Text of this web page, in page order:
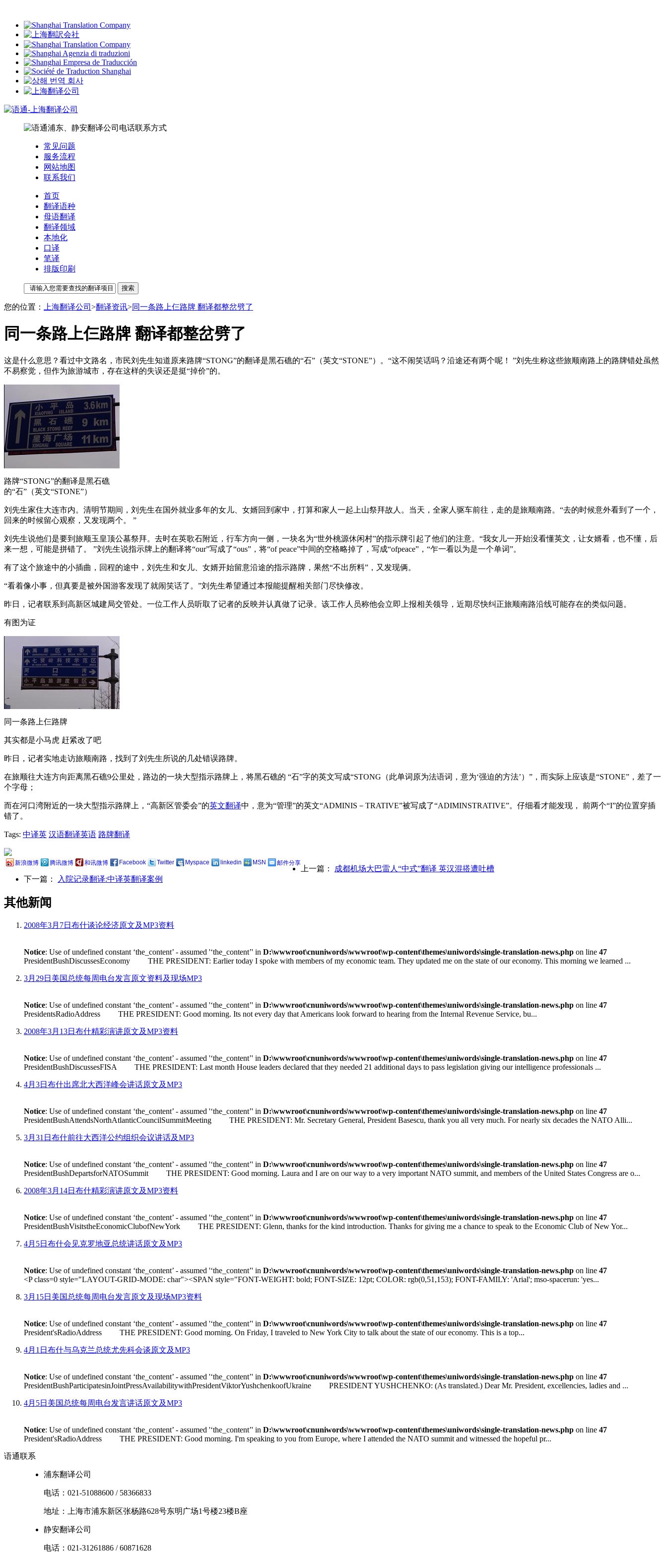
常见问题
服务流程
网站地图
联系我们
首页
翻译语种
母语翻译
翻译领域
本地化
口译
笔译
排版印刷
您的位置： 上海翻译公司 >翻译资讯>同一条路上仨路牌 翻译都整岔劈了
同一条路上仨路牌 翻译都整岔劈了
这是什么意思？看过中文路名，市民刘先生知道原来路牌“STONG”的翻译是黑石礁的“石”（英文“STONE”）。“这不闹笑话吗？沿途还有两个呢！ ”刘先生称这些旅顺南路上的路牌错处虽然
不易察觉，但作为旅游城市，存在这样的失误还是挺“掉价”的。
路牌“STONG”的翻译是黑石礁
的“石”（英文“STONE”）
刘先生家住大连市内。清明节期间，刘先生在国外就业多年的女儿、女婿回到家中，打算和家人一起上山祭拜故人。当天，全家人驱车前往，走的是旅顺南路。“去的时候意外看到了一个，
回来的时候留心观察，又发现两个。 ”
刘先生说他们是要到旅顺玉皇顶公墓祭拜。去时在英歌石附近，行车方向一侧，一块名为“世外桃源休闲村”的指示牌引起了他们的注意。“我女儿一开始没看懂英文，让女婿看，也不懂，后
来一想，可能是拼错了。 ”刘先生说指示牌上的翻译将“our”写成了“ous”，将“of peace”中间的空格略掉了，写成“ofpeace”，“乍一看以为是一个单词”。
有了这个旅途中的小插曲，回程的途中，刘先生和女儿、女婿开始留意沿途的指示路牌，果然“不出所料”，又发现俩。
“看着像小事，但真要是被外国游客发现了就闹笑话了。”刘先生希望通过本报能提醒相关部门尽快修改。
昨日，记者联系到高新区城建局交管处。一位工作人员听取了记者的反映并认真做了记录。该工作人员称他会立即上报相关领导，近期尽快纠正旅顺南路沿线可能存在的类似问题。
有图为证
同一条路上仨路牌
其实都是小马虎 赶紧改了吧
昨日，记者实地走访旅顺南路，找到了刘先生所说的几处错误路牌。
在旅顺往大连方向距离黑石礁9公里处，路边的一块大型指示路牌上，将黑石礁的 “石”字的英文写成“STONG（此单词原为法语词，意为‘强迫的方法’）”，而实际上应该是“STONE”，差了一
个字母；
而在河口湾附近的一块大型指示路牌上，“高新区管委会”的英文翻译中，意为“管理”的英文“ADMINIS－TRATIVE”被写成了“ADIMINSTRATIVE”。仔细看才能发现， 前两个“I”的位置穿插
错了。
Tags: 中译英 汉语翻译英语 路牌翻译
新浪微博 腾讯微博 和讯微博 Facebook Twitter Myspace linkedin MSN 邮件分享
上一篇：
成都机场大巴雷人“中式”翻译 英汉混搭遭吐槽
下一篇：
入院记录翻译:中译英翻译案例
其他新闻
2008年3月7日布什谈论经济原文及MP3资料
Notice: Use of undefined constant ‘the_content’ - assumed '‘the_content’' in D:\wwwroot\cnuniwords\wwwroot\wp-content\themes\uniwords\single-translation-news.php on line 47
PresidentBushDiscussesEconomy THE PRESIDENT: Earlier today I spoke with members of my economic team. They updated me on the state of our economy. This morning we learned ...
3月29日美国总统每周电台发言原文资料及现场MP3
Notice: Use of undefined constant ‘the_content’ - assumed '‘the_content’' in D:\wwwroot\cnuniwords\wwwroot\wp-content\themes\uniwords\single-translation-news.php on line 47
PresidentsRadioAddress THE PRESIDENT: Good morning. Its not every day that Americans look forward to hearing from the Internal Revenue Service, bu...
2008年3月13日布什精彩演讲原文及MP3资料
Notice: Use of undefined constant ‘the_content’ - assumed '‘the_content’' in D:\wwwroot\cnuniwords\wwwroot\wp-content\themes\uniwords\single-translation-news.php on line 47
PresidentBushDiscussesFISA THE PRESIDENT: Last month House leaders declared that they needed 21 additional days to pass legislation giving our intelligence professionals ...
4月3日布什出席北大西洋峰会讲话原文及MP3
Notice: Use of undefined constant ‘the_content’ - assumed '‘the_content’' in D:\wwwroot\cnuniwords\wwwroot\wp-content\themes\uniwords\single-translation-news.php on line 47
PresidentBushAttendsNorthAtlanticCouncilSummitMeeting THE PRESIDENT: Mr. Secretary General, President Basescu, thank you all very much. For nearly six decades the NATO Alli...
3月31日布什前往大西洋公约组织会议讲话及MP3
Notice: Use of undefined constant ‘the_content’ - assumed '‘the_content’' in D:\wwwroot\cnuniwords\wwwroot\wp-content\themes\uniwords\single-translation-news.php on line 47
PresidentBushDepartsforNATOSummit THE PRESIDENT: Good morning. Laura and I are on our way to a very important NATO summit, and members of the United States Congress are o...
2008年3月14日布什精彩演讲原文及MP3资料
Notice: Use of undefined constant ‘the_content’ - assumed '‘the_content’' in D:\wwwroot\cnuniwords\wwwroot\wp-content\themes\uniwords\single-translation-news.php on line 47
PresidentBushVisitstheEconomicClubofNewYork THE PRESIDENT: Glenn, thanks for the kind introduction. Thanks for giving me a chance to speak to the Economic Club of New Yor...
4月5日布什会见克罗地亚总统讲话原文及MP3
Notice: Use of undefined constant ‘the_content’ - assumed '‘the_content’' in D:\wwwroot\cnuniwords\wwwroot\wp-content\themes\uniwords\single-translation-news.php on line 47
<P class=0 style="LAYOUT-GRID-MODE: char"><SPAN style="FONT-WEIGHT: bold; FONT-SIZE: 12pt; COLOR: rgb(0,51,153); FONT-FAMILY: 'Arial'; mso-spacerun: 'yes...
3月15日美国总统每周电台发言原文及现场MP3资料
Notice: Use of undefined constant ‘the_content’ - assumed '‘the_content’' in D:\wwwroot\cnuniwords\wwwroot\wp-content\themes\uniwords\single-translation-news.php on line 47
President'sRadioAddress THE PRESIDENT: Good morning. On Friday, I traveled to New York City to talk about the state of our economy. This is a top...
4月1日布什与乌克兰总统尤先科会谈原文及MP3
Notice: Use of undefined constant ‘the_content’ - assumed '‘the_content’' in D:\wwwroot\cnuniwords\wwwroot\wp-content\themes\uniwords\single-translation-news.php on line 47
PresidentBushParticipatesinJointPressAvailabilitywithPresidentViktorYushchenkoofUkraine PRESIDENT YUSHCHENKO: (As translated.) Dear Mr. President, excellencies, ladies and ...
4月5日美国总统每周电台发言讲话原文及MP3
Notice: Use of undefined constant ‘the_content’ - assumed '‘the_content’' in D:\wwwroot\cnuniwords\wwwroot\wp-content\themes\uniwords\single-translation-news.php on line 47
President'sRadioAddress THE PRESIDENT: Good morning. I'm speaking to you from Europe, where I attended the NATO summit and witnessed the hopeful pr...
语通联系
浦东翻译公司
电话： 021-51088600 / 58366833
地址： 上海市浦东新区张杨路628号东明广场1号楼23楼B座
静安翻译公司
电话： 021-31261886 /60871628